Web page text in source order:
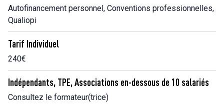
Autofinancement personnel, Conventions professionnelles,
Qualiopi
Tarif Individuel
240€
Indépendants, TPE, Associations en-dessous de 10 salariés
Consultez le formateur(trice)